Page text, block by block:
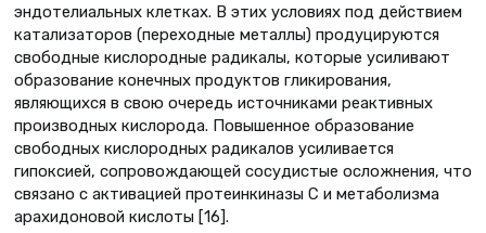
эндотелиальных клетках. В этих условиях под действием
катализаторов (переходные металлы) продуцируются
свободные кислородные радикалы, которые усиливают
образование конечных продуктов гликирования,
являющихся в свою очередь источниками реактивных
производных кислорода. Повышенное образование
свободных кислородных радикалов усиливается
гипоксией, сопровождающей сосудистые осложнения, что
связано с активацией протеинкиназы С и метаболизма
арахидоновой кислоты [16].